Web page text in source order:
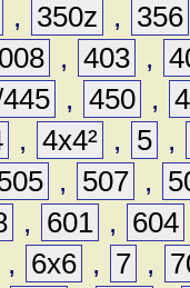
, 350z ,
356
, 403 ,
, 450 ,
, 4x4² , 5 ,
, 507 ,
, 601 , 604
, 6x6 , 7 ,